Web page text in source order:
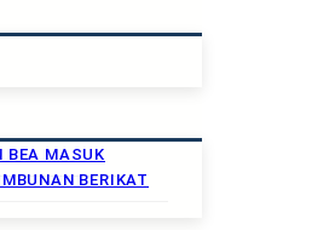
BEA MASUK
BERIKAT